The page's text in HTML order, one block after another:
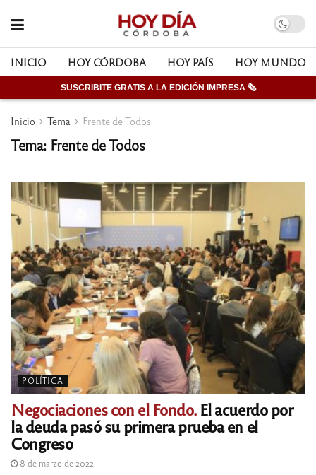
INICIO HOY CÓRDOBA HOY PAÍS HOY MUNDO
SUSCRIBITE GRATIS A LA EDICIÓN IMPRESA 🗞
Inicio Tema Frente de Todos
Tema: Frente de Todos
POLÍTICA
Negociaciones con el Fondo.El acuerdo por
la deuda pasó su primera prueba en el
Congreso
8 de marzo de 2022